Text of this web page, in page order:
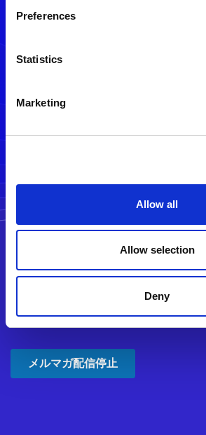
Preferences
Statistics
Marketing
Allow all
Allow selection
Deny
メルマガ配信停止